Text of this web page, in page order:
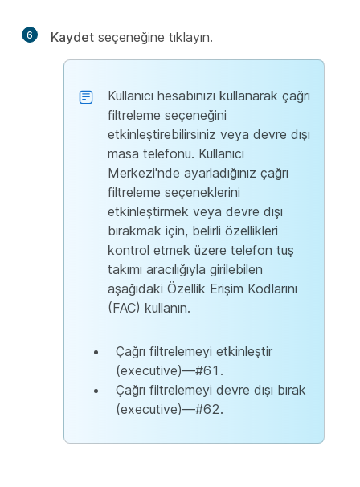
6 Kaydet seçeneğine tıklayın.
Kullanıcı hesabınızı kullanarak çağrı
filtreleme seçeneğini
etkinleştirebilirsiniz veya devre dışı
masa telefonu. Kullanıcı
Merkezi'nde ayarladığınız çağrı
filtreleme seçeneklerini
etkinleştirmek veya devre dışı
bırakmak için, belirli özellikleri
kontrol etmek üzere telefon tuş
takımı aracılığıyla girilebilen
aşağıdaki Özellik Erişim Kodlarını
(FAC) kullanın.
Çağrı filtrelemeyi etkinleştir
(executive)—#61.
Çağrı filtrelemeyi devre dışı bırak
(executive)—#62.